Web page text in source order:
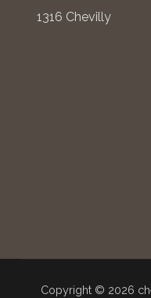
1316 Chevilly
Copyright © 2026